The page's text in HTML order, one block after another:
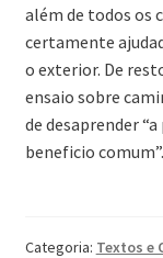
além de todos os
certamente
o exterior. De
ensaio sobre
de desaprender
beneficio comum”.
Categoria: Textos e